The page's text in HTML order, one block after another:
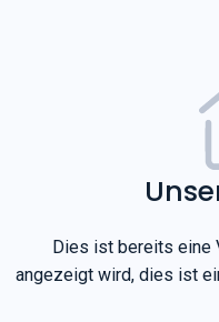
Dies ist bereits eine
angezeigt wird, dies ist